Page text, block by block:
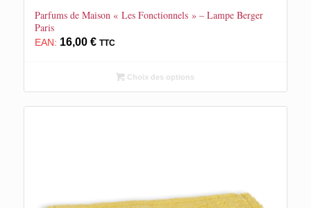
Parfums de Maison « Les Fonctionnels » – Lampe Berger
Paris
EAN: 16,00 € TTC
Choix des options